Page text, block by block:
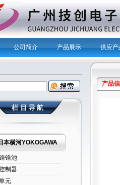
公司简介 产品展示 供应产
本横河YOKOGAWA
锆池
制器
元
产品